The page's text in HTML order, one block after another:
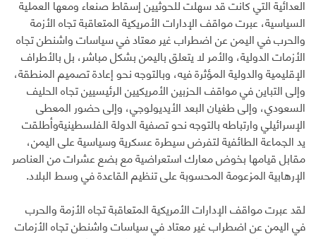
العدائية التي كانت قد سهلت للحوثيين إسقاط صنعاء ومعها العملية
السياسية، عبرت مواقف الإدارات الأمريكية المتعاقبة تجاه الأزمة
والحرب في اليمن عن اضطراب غير معتاد في سياسات واشنطن تجاه
الأزمات الدولية، والأمر لا يتعلق باليمن بشكل مباشر، بل بالأطراف
الإقليمية والدولية المؤثرة فيه، وبالتوجه نحو إعادة تصميم المنطقة،
وإلى التباين في مواقف الحزبين الأمريكيين الرئيسيين تجاه الحليف
السعودي، وإلى طغيان البعد الأيديولوجي، وإلى حضور المعطى
الإسرائيلي وارتباطه بالتوجه نحو تصفية الدولة الفلسطينيةوأطلقت
يد الجماعة الطائفية لتفرض سيطرة عسكرية وسياسية على اليمن،
مقابل قيامها بخوض معارك استعراضية مع بضع عشرات من العناصر
الإرهابية المزعومة المحسوبة على تنظيم القاعدة في وسط البلاد.
لقد عبرت مواقف الإدارات الأمريكية المتعاقبة تجاه الأزمة والحرب
في اليمن عن اضطراب غير معتاد في سياسات واشنطن تجاه الأزمات